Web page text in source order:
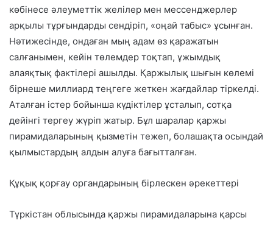
көбінесе әлеуметтік желілер мен мессенджерлер
арқылы тұрғындарды сендіріп, «оңай табыс» ұсынған.
Нәтижесінде, ондаған мың адам өз қаражатын
салғанымен, кейін төлемдер тоқтап, ұжымдық
алаяқтық фактілері ашылды. Қаржылық шығын көлемі
бірнеше миллиард теңгеге жеткен жағдайлар тіркелді.
Аталған істер бойынша күдіктілер ұсталып, сотқа
дейінгі тергеу жүріп жатыр. Бұл шаралар қаржы
пирамидаларының қызметін тежеп, болашақта осындай
қылмыстардың алдын алуға бағытталған.
Құқық қорғау органдарының бірлескен әрекеттері
Түркістан облысында қаржы пирамидаларына қарсы